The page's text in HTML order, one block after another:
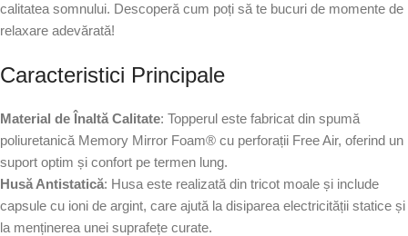
calitatea somnului. Descoperă cum poți să te bucuri de momente de
relaxare adevărată!
Caracteristici Principale
Material de Înaltă Calitate: Topperul este fabricat din spumă
poliuretanică Memory Mirror Foam® cu perforații Free Air, oferind un
suport optim și confort pe termen lung.
Husă Antistatică: Husa este realizată din tricot moale și include
capsule cu ioni de argint, care ajută la disiparea electricității statice și
la menținerea unei suprafețe curate.